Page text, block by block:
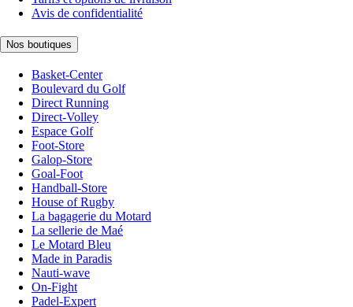
Avis de confidentialité
Nos boutiques
Basket-Center
Boulevard du Golf
Direct Running
Direct-Volley
Espace Golf
Foot-Store
Galop-Store
Goal-Foot
Handball-Store
House of Rugby
La bagagerie du Motard
La sellerie de Maé
Le Motard Bleu
Made in Paradis
Nauti-wave
On-Fight
Padel-Expert